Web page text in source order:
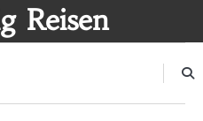
Reisen